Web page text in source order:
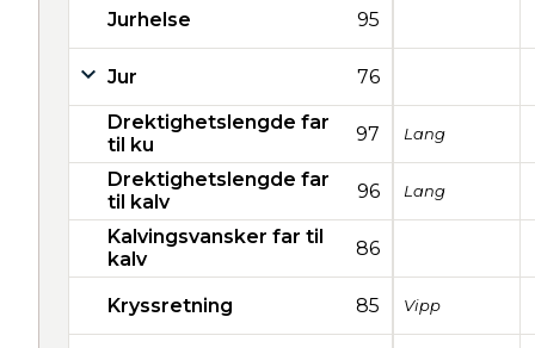
Jurhelse 95
Jur 76
Drektighetslengde far
til ku
97 Lang
Drektighetslengde far
til kalv
96 Lang
Kalvingsvansker far til
kalv
86
Kryssretning 85 Vipp